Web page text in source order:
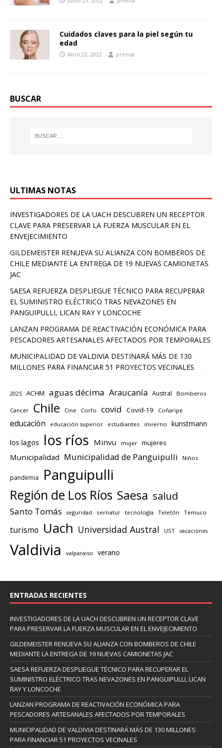
Cuidados claves para la piel según tu
edad
Abril 22, 2022 prensa
BUSCAR
ULTIMAS NOTAS
INVESTIGADORES DE LA UACH DESCUBREN UN RECEPTOR
CLAVE PARA PRESERVAR LA FUERZA MUSCULAR EN EL
ENVEJECIMIENTO
GILDEMEISTER RENUEVA SU ALIANZA CON BOMBEROS DE
CHILE MEDIANTE LA ENTREGA DE 19 NUEVAS CAMIONETAS
JAC
SAESA REFUERZA DESPLIEGUE TÉCNICO PARA RECUPERAR
EL SUMINISTRO ELÉCTRICO TRAS NEVAZONES EN
PANGUIPULLI, LICAN RAY Y LONCOCHE
LANZAN PROGRAMA DE REACTIVACIÓN ECONÓMICA PARA
PESCADORES ARTESANALES AFECTADOS POR TEMPORALES
MUNICIPALIDAD DE VALDIVIA DESTINARÁ MÁS DE 130
MILLONES PARA FINANCIAR 51 PROYECTOS VECINALES
2025 ACHM aguas décima Araucanía Austral Bomberos
Cancer Chile Cine Corfo covid Covid-19 Coñaripe
educación educación superior estudiantes invierno kunstmann
los lagos los ríos Minvu mujer mujeres
Municipalidad Municipalidad de Panguipulli Niños
pandemia Panguipulli
Región de Los Ríos Saesa salud
Santo Tomás seguridad sernatur tecnología Teletón Temuco
turismo Uach Universidad Austral UST vacaciones
Valdivia valparaiso verano
ENTRADAS RECIENTES
INVESTIGADORES DE LA UACH DESCUBREN UN RECEPTOR CLAVE
PARA PRESERVAR LA FUERZA MUSCULAR EN EL ENVEJECIMIENTO
GILDEMEISTER RENUEVA SU ALIANZA CON BOMBEROS DE CHILE
MEDIANTE LA ENTREGA DE 19 NUEVAS CAMIONETAS JAC
SAESA REFUERZA DESPLIEGUE TÉCNICO PARA RECUPERAR EL
SUMINISTRO ELÉCTRICO TRAS NEVAZONES EN PANGUIPULLI, LICAN
RAY Y LONCOCHE
LANZAN PROGRAMA DE REACTIVACIÓN ECONÓMICA PARA
PESCADORES ARTESANALES AFECTADOS POR TEMPORALES
MUNICIPALIDAD DE VALDIVIA DESTINARÁ MÁS DE 130 MILLONES
PARA FINANCIAR 51 PROYECTOS VECINALES